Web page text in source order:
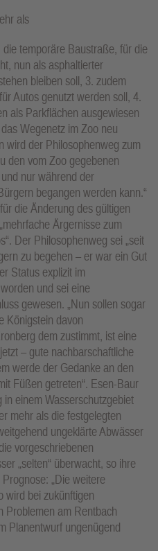
als
temporäre Baustraße, für die
nun als asphaltierter
bleiben soll, 3. zudem
Autos genutzt werden soll, 4.
als Parkflächen ausgewiesen
Wegenetz im Zoo neu
wird der Philosophenweg zum
den vom Zoo gegebenen
nur während der
begangen werden kann.“
die Änderung des gültigen
Ärgernisse zum
Der Philosophenweg sei „seit
zu begehen – er war ein Gut
Status explizit im
und sei eine
gewesen. „Nun sollen sogar
Königstein davon
dem zustimmt, ist eine
– gute nachbarschaftliche
werde der Gedanke an den
Füßen getreten“. Esen-Baur
einem Wasserschutzgebiet
mehr als die festgelegten
ungeklärte Abwässer
vorgeschriebenen
„selten“ überwacht, so ihre
„Die weitere
wird bei zukünftigen
Problemen am Rentbach
Planentwurf ungenügend